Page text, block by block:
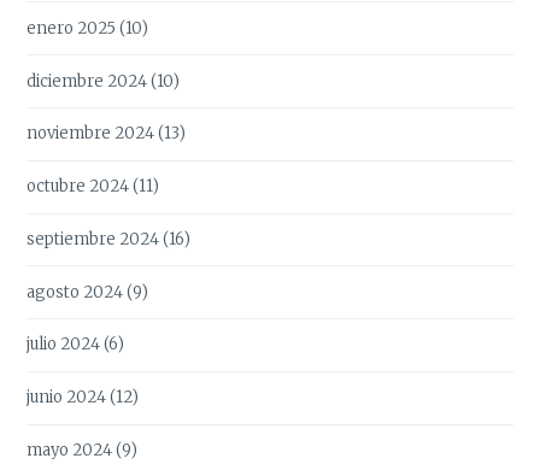
enero 2025 (10)
diciembre 2024(10)
noviembre 2024(13)
octubre 2024(11)
septiembre 2024(16)
agosto 2024(9)
julio 2024(6)
junio 2024(12)
mayo 2024(9)